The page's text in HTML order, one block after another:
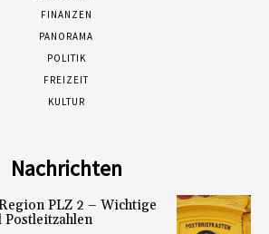
FINANZEN
PANORAMA
POLITIK
FREIZEIT
KULTUR
Nachrichten
PLZ 2 – Wichtige